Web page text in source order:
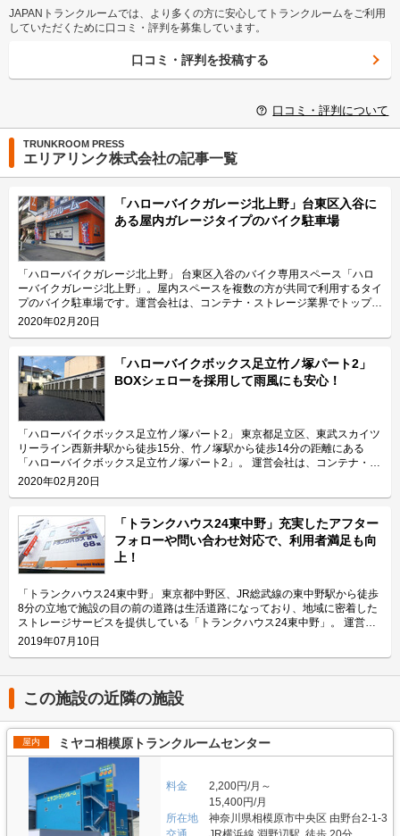
JAPANトランクルームでは、より多くの方に安心してトランクルームをご利用
していただくために口コミ・評判を募集しています。
口コミ・評判を投稿する
口コミ・評判について
TRUNKROOM PRESS
エリアリンク株式会社の記事一覧
「ハローバイクガレージ北上野」台東区入谷に
ある屋内ガレージタイプのバイク駐車場
「ハローバイクガレージ北上野」 台東区入谷のバイク専用スペース「ハロ
ーバイクガレージ北上野」。屋内スペースを複数の方が共同で利用するタイ
プのバイク駐車場です。運営会社は、コンテナ・ストレージ業界でトップレ
ベルのシェアを誇り、東証マザーズにも上場しているエリアリンク株式会
社。 今回は、エリアリンク株式会社が運営している「ハローバイクガレー
ージ北上野」の特長を教えてください。 東京メトロ日比谷線の入谷駅から
徒歩4分、JR山手線の鶯谷駅から徒歩10分の場所に位置する「ハローバイク
ガレージ北上野」。駅近なバイク駐車スペースであり、24時間365日ご利用
頂けます。広さ2.25帖・幅130cm・奥行き270cmのスペースをご用意して
おり、大型バイクの駐車にも対応可能です。また、屋内型トランクルーム
「ハローストレージ北上野」と隣接していてパーツやメンテナンス用品の収
納にご利用頂けます。ツーリングにお出掛する際にも大変便利です。 主に
どんな方がご利用されているのでしょうか？ 主に入谷駅周辺エリアを中心
とした近隣エリアの方々にご利用頂いています。「ハローバイクガレージ北
上野」は鶯谷や上野、稲荷町、田原町などからもアクセス良好なバイク専用
施設なので、近隣エリアのライダーから人気があります。大きめの駐車スペ
ースのため、アメリカンクルーザー、レーサー・スポーツタイプ、ビッグス
クーターなど、高級車や大型車の保管にもご利用頂いております。 セキュ
リティや安全面について教えてください。 「ハローバイクガレージ北上
野」は屋内タイプで雨風を防ぐことができ、また、電動シャッターや防犯カ
メラなどを設置しているためセキュリテイ面もしっかりしているので、盗難
やイタズラから愛車を守りたい、大切なバイクを雨風で汚したくない方にお
すすめです。 費用や契約について教えてください。 月額17,400円（税込）
の価格でバイク1台を駐車できます。施設の詳細な仕様については事前内覧
をおすすめ致します。ご契約の前に駐車スペースや立地など確認頂けます。
契約時はバイクのメーカー・車種・ナンバーを確認していますが、これから
バイクを購入する方はお問い合わせの際にお知らせください。時期によって
は使用料や事務手数料がお得になるキャンペーンも実施していますので、
LIFULLトランクルームのメール又は電話にてお問い合わせください。 編集
後記 「ハローバイクガレージ北上野」は駅から近くて万全なセキュリティ
はお早めにお問い合わせした方が良さそうだ。 運営会社は東証マザーズ上
場企業でもあるエリアリンク株式会社。2016年頃、西東京エリアで試験的
にはじめた駐車場タイプのバイクパーキングは当初ここまでの拡大を予想し
ていなかったとのことだが、順調に拡大を続け、現在、都内を中心に1,000
台分ほどスペースを管理している（2020年1月現在）。その運営ノウハウが
ある「ハローバイクガレージ北上野」は、誰もが安心して利用できる施設な
ので、愛車を守りたい近隣エリアの方は要チェックなスポットではないかと
思った。
2020年02月20日
「ハローバイクボックス足立竹ノ塚パート2」
BOXシェローを採用して雨風にも安心！
「ハローバイクボックス足立竹ノ塚パート2」 東京都足立区、東武スカイツ
リーライン西新井駅から徒歩15分、竹ノ塚駅から徒歩14分の距離にある
「ハローバイクボックス足立竹ノ塚パート2」。 運営会社は、コンテナ・ス
トレージ業界でトップレベルのシェアを誇り、東証マザーズにも上場してい
るエリアリンク株式会社です。 今回は、エリアリンク株式会社が運営して
ご紹介致します。 「ハローバイクボックス足立竹ノ塚パート2」の特長を教
えてください。 ボックスタイプの「ハローバイクボックス足立竹ノ塚パー
ト2」は、国道4号線から車でアクセスしやすい立地にある施設です。 広さ2
帖・幅110cm・奥行き252cm・高さ197cmのバイクボックスが17室ご用意
しており、24時間365日自由にご利用頂けます。 エリアリンク株式会社の
「ハローバイクボックス」は全国のライダー様から愛されているBOXシェ
ローを採用した施設のため、風雨による汚れや浸食に強いのが特長です。幅
広いラダーレールが付いており、バイクの乗り入れが簡単です。また、ボッ
クス内には棚を設置しておりますので、ヘルメットなどの小物を置くことも
可能です。パーツやメンテナンス用品も収納できるのでとても便利です。
主にどんな方がご利用されているのでしょうか？ 東武伊勢崎線やつくばエ
クスプレス線が通る足立区内にお住いのライダーの方を中心にご利用頂いて
おります。主にアメリカンクルーザーやビッグスクーター、レーサー・スポ
ーツタイプなど高級車又は大型車の保管が多くみられます。 セキュリティ
や安全面について教えてください。 「ハローバイクボックス足立竹ノ塚パ
ート2」はBOXシェローを採用した施設のため屋外タイプのバイクパーキン
グと違って雨風を防ぐことができ、盗難のリスクも抑えることができます。
各バイクボックスにバイクを収納するタイプなので、他の方のバイクを気に
する必要がありません。セキュリティ面としてバイクボックスの扉に南京錠
をつけており、安心してバイクを保管できる収納スペースです。また、施設
内には外灯照明も完備していますので、夜間でもバイクを出し入れしやすい
2020年02月20日
「トランクハウス24東中野」充実したアフター
フォローや問い合わせ対応で、利用者満足も向
上！
「トランクハウス24東中野」 東京都中野区、JR総武線の東中野駅から徒歩
8分の立地で施設の目の前の道路は生活道路になっており、地域に密着した
ストレージサービスを提供している「トランクハウス24東中野」。 運営会
社はエリアリンク株式会社。コンテナ・ストレージ業界でトップシェアを誇
り、東証マザーズにも上場している会社です。全国に展開しているレンタル
に利用されています。 今回は、エリアリンク株式会社が運営している「ト
ランクハウス24東中野」の特徴や利用用途の傾向、会社の想いなどをご紹
介します。 トランクハウス24東中野の特徴を教えてください。 2018年12
月にオープンした「トランクハウス24東中野」。1階〜4階まで1軒まるごと
トランクルームで、部屋の大きさは0.9帖のコンパクトサイズから9.8帖の大
きいサイズまで展開しています。24時間365日利用でき、セキュリティも空
調も最新設備を整えているため、衣類・本・季節物などの荷物から大型家具
や機材・備品など法人利用まで幅広い用途にご利用いただけます。 主にど
んな方がご利用されているのでしょうか？ お客様は店舗から1.5キロ圏内に
お住いの方がほとんどです。他社であれば3キロ圏内程か車で移動する場所
にあることが多いのですが、「トランクハウス24」は住宅街の生活道路に
2019年07月10日
この施設の近隣の施設
屋内 ミヤコ相模原トランクルームセンター
料金
2,200円/月～
15,400円/月
所在地
神奈川県相模原市中央区 由野台2-1-3